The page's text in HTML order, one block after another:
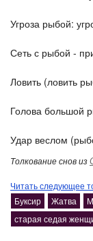
Угроза рыбой:
Сеть с рыбой -
Ловить (ловить
Голова большой
Удар веслом
Толкование снов из
Читать следующее
Буксир
Жатва
старая седая